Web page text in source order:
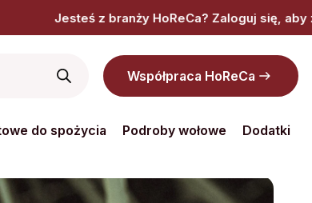
Zaloguj się, aby zobaczyć dedykowaną
Współpraca HoReCa
do spożycia Podroby wołowe
Dodatki